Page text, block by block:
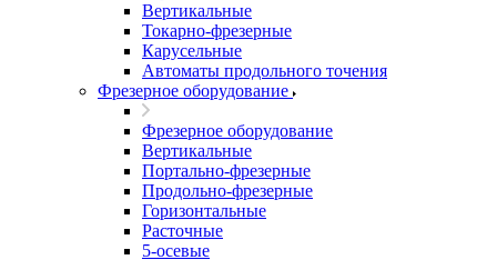
Вертикальные
Токарно-фрезерные
Карусельные
Автоматы продольного точения
Фрезерное оборудование
Фрезерное оборудование
Вертикальные
Портально-фрезерные
Продольно-фрезерные
Горизонтальные
Расточные
5-осевые